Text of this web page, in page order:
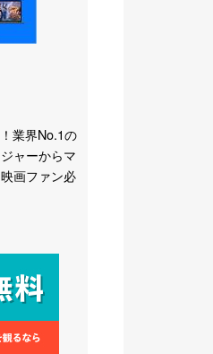
業界No.1の
ャーからマ
画ファン必